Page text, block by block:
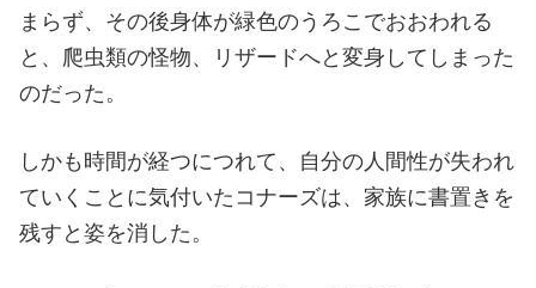
まらず、その後身体が緑色のうろこでおおわれる
と、爬虫類の怪物、リザードへと変身してしまった
のだった。
しかも時間が経つにつれて、自分の人間性が失われ
ていくことに気付いたコナーズは、家族に書置きを
残すと姿を消した。